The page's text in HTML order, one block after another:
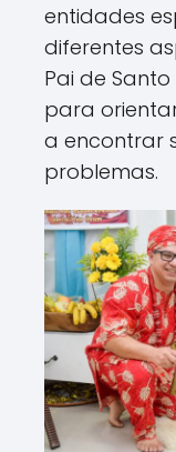
entidades
diferentes
Pai de
para
a encontrar
problemas.